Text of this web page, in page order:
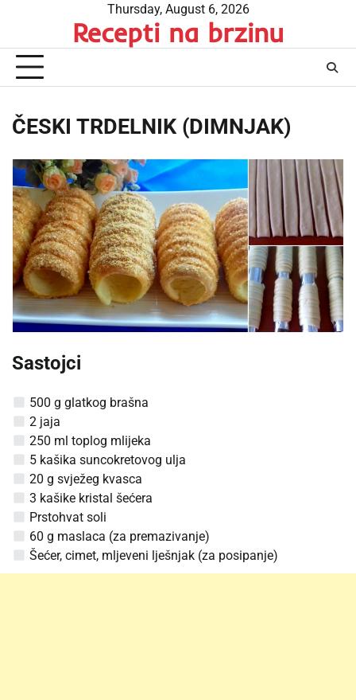
content
Thursday, August 6, 2026
Recepti na brzinu
ČESKI TRDELNIK (DIMNJAK)
Sastojci
500 g glatkog brašna
2 jaja
250 ml toplog mlijeka
5 kašika suncokretovog ulja
20 g svježeg kvasca
3 kašike kristal šećera
Prstohvat soli
60 g maslaca (za premazivanje)
Šećer, cimet, mljeveni lješnjak (za posipanje)